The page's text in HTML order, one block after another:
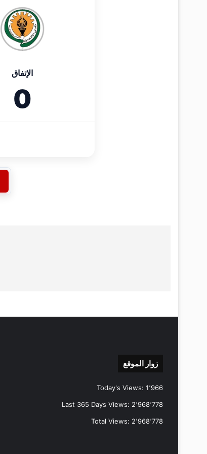
الإتفاق
0
زوار الموقع
Today's Views: 1٬966
Last 365 Days Views: 2٬968٬778
Total Views: 2٬968٬778